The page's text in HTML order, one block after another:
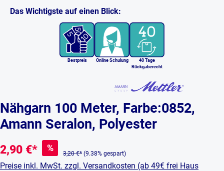
Das Wichtigste auf einen Blick:
Bestpreis Online Schulung
40 Tage
Rückgaberecht
Nähgarn 100 Meter, Farbe:0852,
Amann Seralon, Polyester
2,90 €* %
3,20 €* (9.38% gespart)
Preise inkl. MwSt. zzgl. Versandkosten (ab 49€ frei Haus